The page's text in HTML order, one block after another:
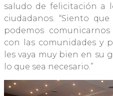
saludo de felicitación a
ciudadanos. “Siento
podemos
con las comunidades y
les vaya muy bien en su
lo que sea necesario.”